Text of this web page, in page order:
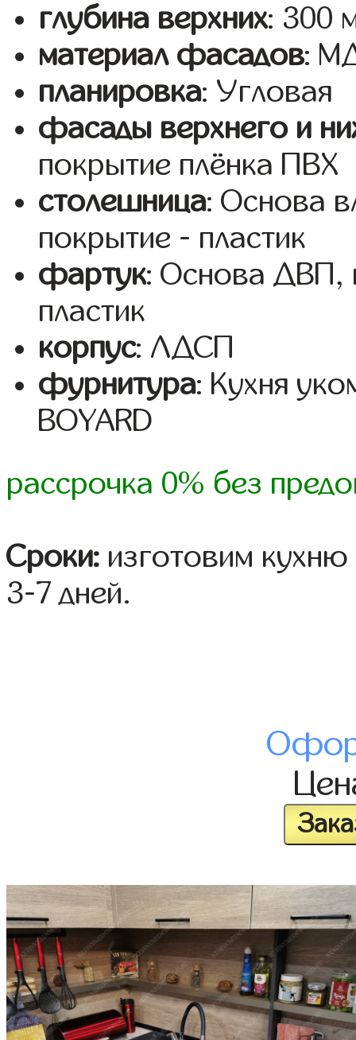
глубина верхних: 300
материал фасадов:
планировка: Угловая
фасады верхнего и
покрытие плёнка ПВХ
столешница: Основа
покрытие - пластик
фартук: Основа ДВП,
пластик
корпус: ЛДСП
фурнитура: Кухня
BOYARD
рассрочка 0% без
Сроки: изготовим
3-7 дней.